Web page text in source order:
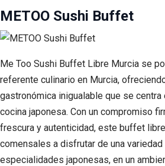
METOO Sushi Buffet
Me Too Sushi Buffet Libre Murcia se
referente culinario en Murcia,
gastronómica inigualable que se centra
cocina japonesa. Con un compromiso
frescura y autenticidad, este buffet
comensales a disfrutar de una
especialidades japonesas, en un